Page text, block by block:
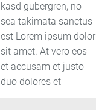
kasd gubergren, no
sea takimata sanctus
est Lorem ipsum dolor
sit amet. At vero eos
et accusam et justo
duo dolores et